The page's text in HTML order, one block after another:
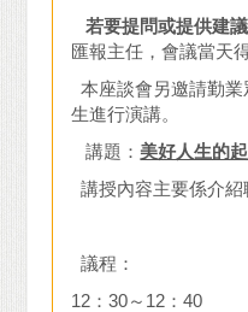
若要提問或提供建
匯報主任，會議當天
本座談會另邀請勤
生進行演講。
講題：美好人生的
講授內容主要係介
議程：
12：30～12：40